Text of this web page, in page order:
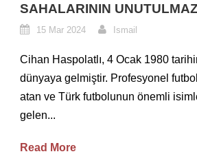
SAHALARININ
15 Mar 2024 Ismail
Cihan Haspolatlı, 4 Ocak 1980
dünyaya gelmiştir. Profesyonel
atan ve Türk futbolunun önemli
gelen...
Read More